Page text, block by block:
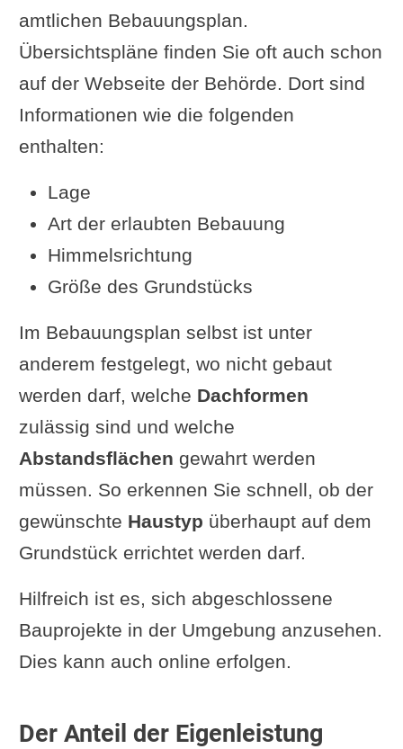
amtlichen Bebauungsplan.
Übersichtspläne finden Sie oft auch schon
auf der Webseite der Behörde. Dort sind
Informationen wie die folgenden
enthalten:
Lage
Art der erlaubten Bebauung
Himmelsrichtung
Größe des Grundstücks
Im Bebauungsplan selbst ist unter
anderem festgelegt, wo nicht gebaut
werden darf, welche Dachformen
zulässig sind und welche
Abstandsflächen gewahrt werden
müssen. So erkennen Sie schnell, ob der
gewünschte Haustyp überhaupt auf dem
Grundstück errichtet werden darf.
Hilfreich ist es, sich abgeschlossene
Bauprojekte in der Umgebung anzusehen.
Dies kann auch online erfolgen.
Der Anteil der Eigenleistung